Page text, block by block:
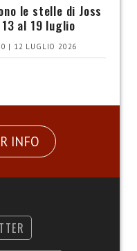
le stelle di Joss
al 19 luglio
| 12 LUGLIO 2026
INFO